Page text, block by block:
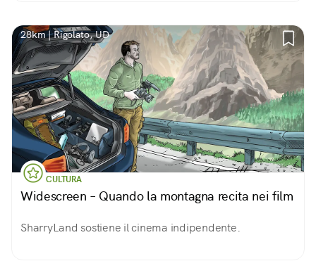
28km | Rigolato, UD
CULTURA
Widescreen – Quando la montagna recita nei film
SharryLand sostiene il cinema indipendente.